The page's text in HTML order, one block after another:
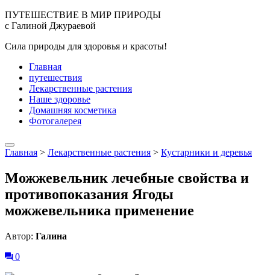
ПУТЕШЕСТВИЕ В МИР ПРИРОДЫ
с Галиной Джураевой
Сила природы для здоровья и красоты!
Главная
путешествия
Лекарственные растения
Наше здоровье
Домашняя косметика
Фотогалерея
Главная > Лекарственные растения > Кустарники и деревья
Можжевельник лечебные свойства и
противопоказания Ягоды
можжевельника применение
Автор: Галина
0